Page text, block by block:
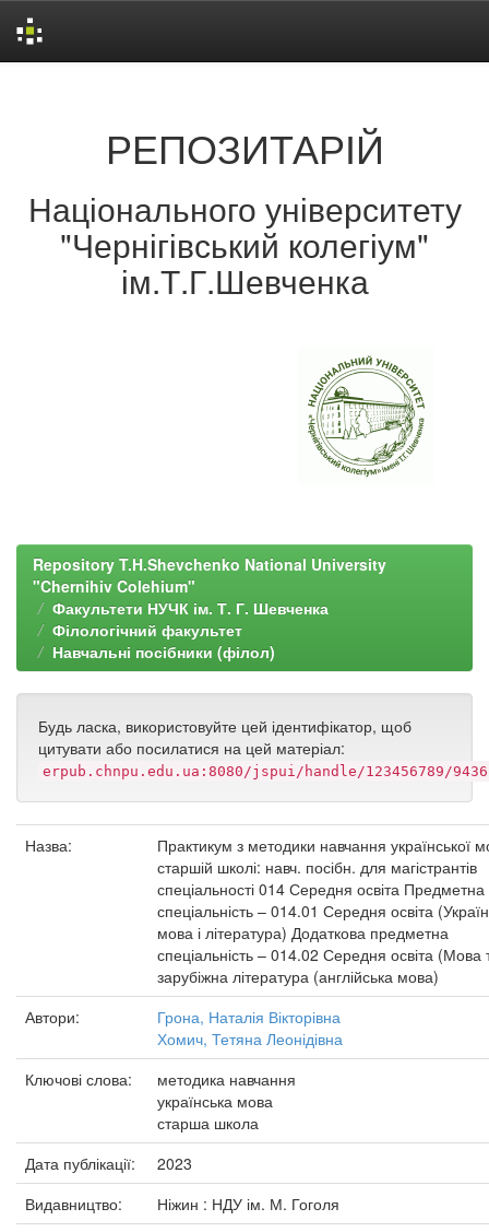
РЕПОЗИТАРІЙ
Національного університету
"Чернігівський колегіум"
ім.Т.Г.Шевченка
Repository T.H.Shevchenko National University
"Chernihiv Colehium"
Факультети НУЧК ім. Т. Г. Шевченка
Філологічний факультет
Навчальні посібники (філол)
Будь ласка, використовуйте цей ідентифікатор, щоб
цитувати або посилатися на цей матеріал:
erpub.chnpu.edu.ua:8080/jspui/handle/123456789/9436
Назва:
Практикум з методики навчання української
старшій школі: навч. посібн. для магістрантів
спеціальності 014 Середня освіта Предметна
спеціальність – 014.01 Середня освіта
мова і література) Додаткова предметна
спеціальність – 014.02 Середня освіта (Мова
зарубіжна література (англійська мова)
Автори:
Грона, Наталія Вікторівна
Хомич, Тетяна Леонідівна
Ключові слова:
методика навчання
українська мова
старша школа
Дата публікації:
2023
Видавництво:
Ніжин : НДУ ім. М. Гоголя